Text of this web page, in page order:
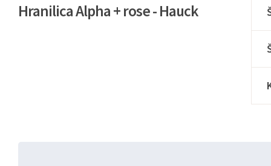
Hranilica Alpha + rose - Hauck